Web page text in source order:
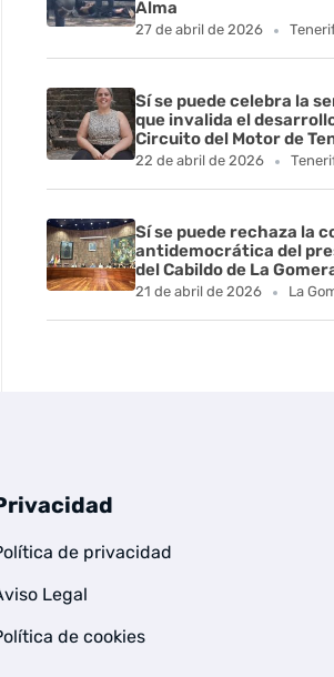
Alma
27 de abril de 2026
Sí se puede celebra la
que invalida el
Circuito del Motor de
22 de abril de 2026
Sí se puede rechaza la
antidemocrática del
del Cabildo de La
21 de abril de 2026 La
de privacidad
Legal
de cookies